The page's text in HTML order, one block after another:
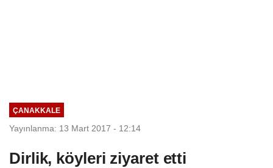
ÇANAKKALE
Yayınlanma: 13 Mart 2017 - 12:14
Dirlik, köyleri ziyaret etti